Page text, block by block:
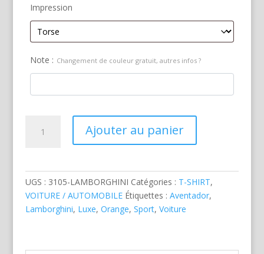
Impression
Note : Changement de couleur gratuit, autres infos ?
Ajouter au panier
UGS : 3105-LAMBORGHINI Catégories : T-SHIRT,
VOITURE / AUTOMOBILE Étiquettes : Aventador,
Lamborghini, Luxe, Orange, Sport, Voiture